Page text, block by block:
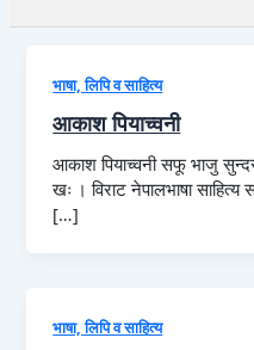
भाषा, लिपि व साहित्य
आकाश पियाच्वनी
आकाश पियाच्वनी सफू भाजु सुन्दर
खः । विराट नेपालभाषा
[…]
भाषा, लिपि व साहित्य